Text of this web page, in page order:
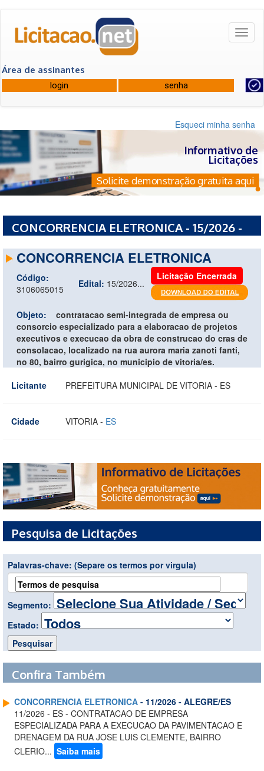
Área de assinantes
Esqueci minha senha
Informativo de
Licitações
Solicite demonstração gratuita aqui
CONCORRENCIA ELETRONICA - 15/2026 -
CONCORRENCIA ELETRONICA
Código:
3106065015
Edital: 15/2026...
Licitação Encerrada
Objeto:
contratacao semi-integrada de empresa ou
consorcio especializado para a elaboracao de projetos
executivos e execucao da obra de construcao do cras de
consolacao, localizado na rua aurora maria zanoti fanti,
no 80, bairro gurigica, no municipio de vitoria/es.
Licitante
PREFEITURA MUNICIPAL DE VITORIA - ES
Cidade VITORIA - ES
Pesquisa de Licitações
Palavras-chave: (Separe os termos por virgula)
Segmento:
Estado:
Confira Também
CONCORRENCIA ELETRONICA - 11/2026 - ALEGRE/ES
11/2026 - ES - CONTRATACAO DE EMPRESA
ESPECIALIZADA PARA A EXECUCAO DA PAVIMENTACAO E
DRENAGEM DA RUA JOSE LUIS CLEMENTE, BAIRRO
CLERIO... Saiba mais